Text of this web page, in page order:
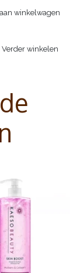
winkelwagen
Verder winkelen